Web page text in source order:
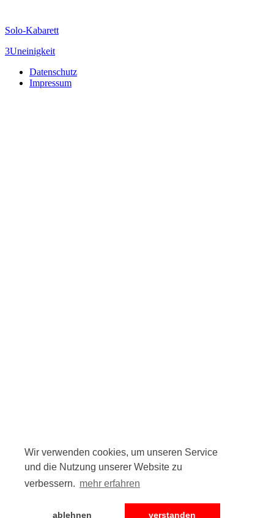
Wir verwenden cookies, um unseren Service
und die Nutzung unserer Website zu
verbessern. mehr erfahren
ablehnen verstanden
Solo-Kabarett
3Uneinigkeit
Datenschutz
Impressum